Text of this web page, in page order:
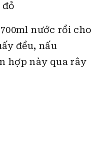
đỏ
nước rồi cho
đều, nấu
hợp này qua rây